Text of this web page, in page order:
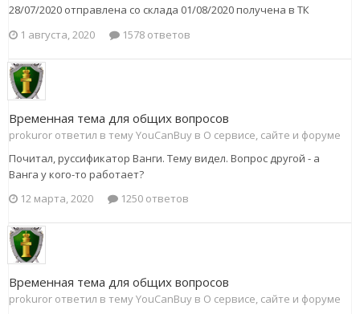
28/07/2020 отправлена со склада 01/08/2020 получена в ТК
1 августа, 2020
1578 ответов
Временная тема для общих вопросов
prokuror ответил в тему YouCanBuy в О сервисе, сайте и форуме
Почитал, руссификатор Ванги. Тему видел. Вопрос другой - а
Ванга у кого-то работает?
12 марта, 2020
1250 ответов
Временная тема для общих вопросов
prokuror ответил в тему YouCanBuy в О сервисе, сайте и форуме